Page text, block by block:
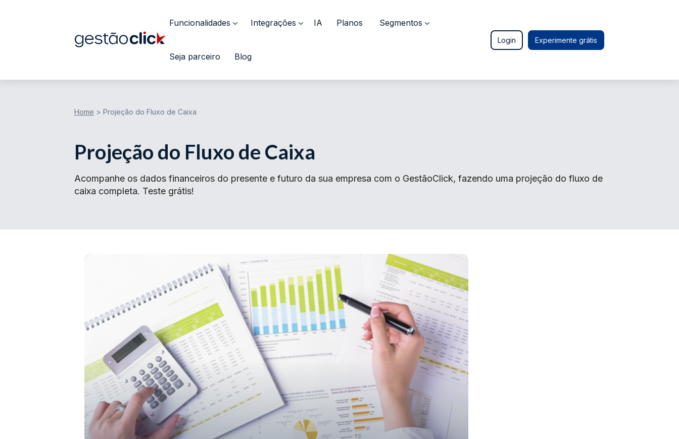
Funcionalidades Integrações IA Planos Segmentos
Seja parceiro Blog
Login Experimente grátis
Home > Projeção do Fluxo de Caixa
Projeção do Fluxo de Caixa
Acompanhe os dados financeiros do presente e futuro da sua empresa com o GestãoClick, fazendo uma projeção do fluxo de
caixa completa. Teste grátis!